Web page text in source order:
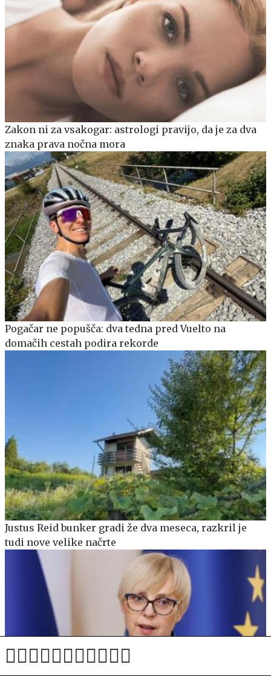
Zakon ni za vsakogar: astrologi pravijo, da je za dva
znaka prava nočna mora
Pogačar ne popušča: dva tedna pred Vuelto na
domačih cestah podira rekorde
Justus Reid bunker gradi že dva meseca, razkril je
tudi nove velike načrte